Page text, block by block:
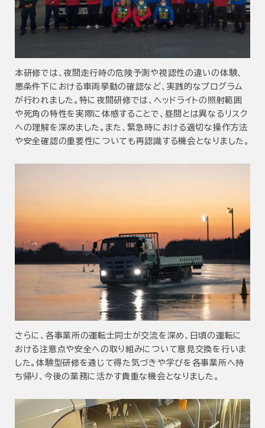
本研修では、夜間走行時の危険予測や視認性の違いの体験、
悪条件下における車両挙動の確認など、実践的なプログラム
が行われました。特に夜間研修では、ヘッドライトの照射範囲
や死角の特性を実際に体感することで、昼間とは異なるリスク
への理解を深めました。また、緊急時における適切な操作方法
や安全確認の重要性についても再認識する機会となりました。
さらに、各事業所の運転士同士が交流を深め、日頃の運転に
おける注意点や安全への取り組みについて意見交換を行いま
した。体験型研修を通じて得た気づきや学びを各事業所へ持
ち帰り、今後の業務に活かす貴重な機会となりました。